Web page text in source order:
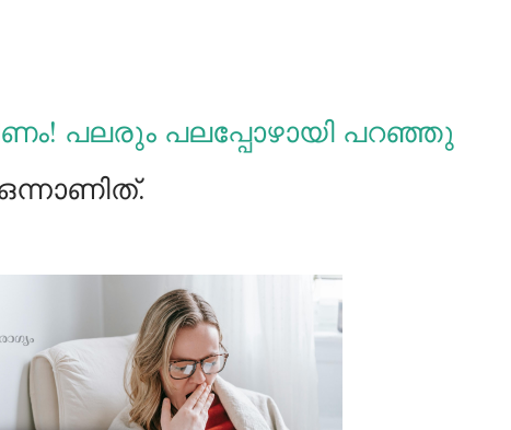
പലരും പലപ്പോഴായി പറഞ്ഞു